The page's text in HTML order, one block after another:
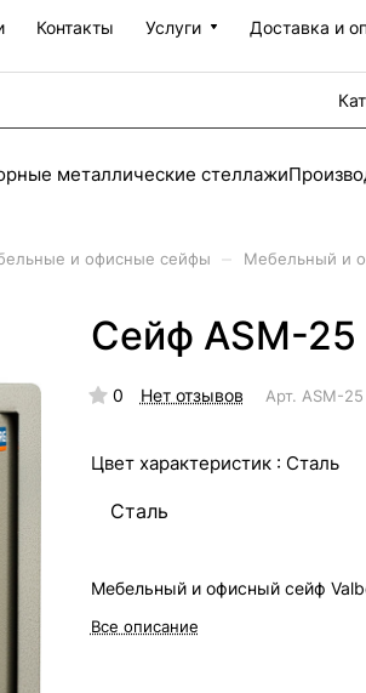
Контакты Услуги Доставка и
металлические стеллажи
и офисные сейфы Мебельный и
Сейф ASM-25
0 Нет отзывов Арт. ASM-25
Цвет характеристик : Сталь
Сталь
Мебельный и офисный сейф
Все описание